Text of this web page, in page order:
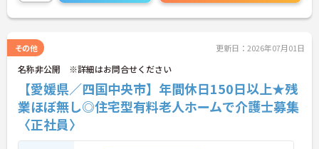
お話しいたしますのでお気軽にご相談ください。
その他 更新日：2026年07月01日
名称非公開 ※詳細はお問合せください
【愛媛県／四国中央市】年間休日150日以上★残
業ほぼ無し◎住宅型有料老人ホームで介護士募集
〈正社員〉